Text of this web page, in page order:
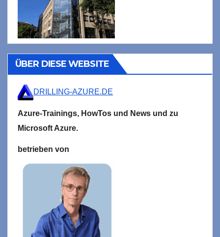
ÜBER DIESE WEBSITE
DRILLING-AZURE.DE
Azure-Trainings, HowTos und News und zu
Microsoft Azure.
betrieben von